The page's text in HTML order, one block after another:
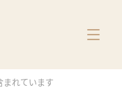
まれています